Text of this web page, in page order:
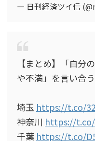
— 日刊経済ツイ信
【まとめ】「自分
や不満」を言い合
埼玉 https://t.co/
神奈川 https://t.co/
千葉 https://t.co/